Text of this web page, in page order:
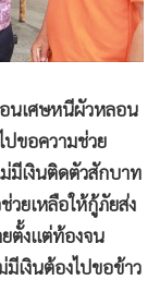
นเศษหนีผัวหลอน
ขอความช่วย
มีเงินติดตัวสักบาท
วยเหลือให้กู้ภัยส่ง
ตั้งแต่ท้องจน
เงินต้องไปขอข้าว